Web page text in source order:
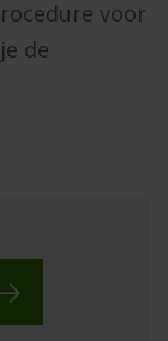
voor
de